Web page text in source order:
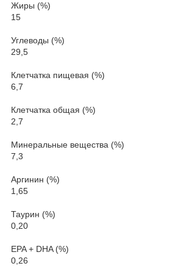
Жиры (%)
15
Углеводы (%)
29,5
Клетчатка пищевая (%)
6,7
Клетчатка общая (%)
2,7
Минеральные вещества (%)
7,3
Аргинин (%)
1,65
Таурин (%)
0,20
EPA + DHA (%)
0,26